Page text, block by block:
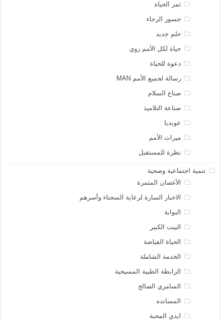
ثمر الحياة
جسور الرجاء
حلم جديد
حياة لكل الأمم زوي
دعوة للحياة
رسالة لجميع الأمم MAN
صناع السلام
صناعة التلاميذ
عوبديا
ميراث الأمم
نظرة للمستقبل
تنمية اجتماعية وصحية
الأغصان المثمرة
الاخبار السارة لرعاية السجناء وأسرهم
البوابة
البيت الكبير
الحياة الفياضة
الخدمة الشاملة
الرابطة الطبية المسيحية
السامري الصالح
المسانده
ايدي المحبة